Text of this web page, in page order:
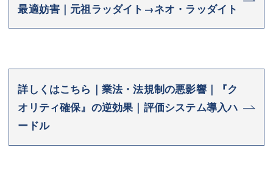
最適妨害｜元祖ラッダイト→ネオ・ラッダイト
詳しくはこちら｜業法・法規制の悪影響｜『ク
オリティ確保』の逆効果｜評価システム導入ハ
ードル